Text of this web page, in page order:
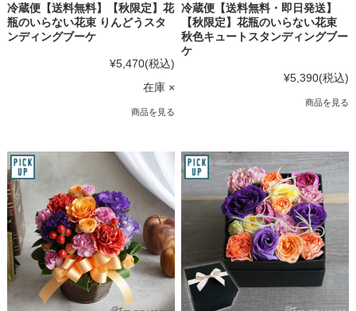
冷蔵便【送料無料】【秋限定】花
瓶のいらない花束 りんどうスタ
ンディングブーケ
¥5,470(税込)
在庫 ×
商品を見る
冷蔵便【送料無料・即日発送】
【秋限定】花瓶のいらない花束
秋色キュートスタンディングブー
ケ
¥5,390(税込)
商品を見る